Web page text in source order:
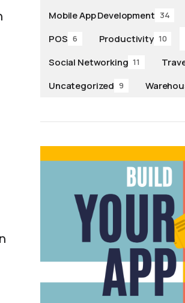
Mobile App Development 34
POS 6 Productivity 10
Social Networking 11
Uncategorized 9